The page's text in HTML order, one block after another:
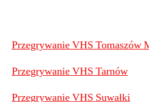
Przegrywanie VHS Tomaszów
Przegrywanie VHS Tarnów
Przegrywanie VHS Suwałki